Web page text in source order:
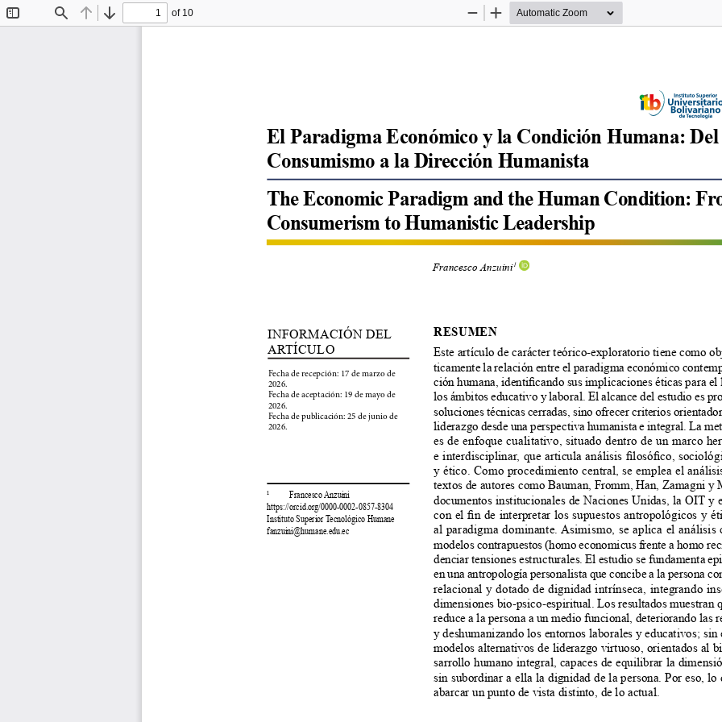
Find Previous
Next
of 10
Zoom
Zoom
INFORMACIÓN DEL
ARTÍCULO
El Paradigma Económico y la Condición Humana: Del
Consumismo a la Dirección Humanista
RESUMEN
Este artículo de carácter teórico-exploratorio tiene como
ticamente la relación entre el paradigma económico
ción humana, identificando sus implicaciones éticas para el
los ámbitos educativo y laboral. El alcance del estudio es
soluciones técnicas cerradas, sino ofrecer criterios
liderazgo desde una perspectiva humanista e integral. La
es de enfoque cualitativo, situado dentro de un marco
e interdisciplinar, que articula análisis filosófico,
y ético. Como procedimiento central, se emplea el
textos de autores como Bauman, Fromm, Han, Zamagni y
documentos institucionales de Naciones Unidas, la OIT y
con el fin de interpretar los supuestos antropológicos y
al paradigma dominante. Asimismo, se aplica el análisis
modelos contrapuestos (homo economicus frente a homo
denciar tensiones estructurales. El estudio se fundamenta
en una antropología personalista que concibe a la persona
relacional y dotado de dignidad intrínseca, integrando
dimensiones bio-psico-espiritual. Los resultados muestran
reduce a la persona a un medio funcional, deteriorando las
y deshumanizando los entornos laborales y educativos; sin
modelos alternativos de liderazgo virtuoso, orientados al
sarrollo humano integral, capaces de equilibrar la
sin subordinar a ella la dignidad de la persona. Por eso, lo
abarcar un punto de vista distinto, de lo actual.
Francesco Anzuini1
¹          Francesco Anzuini
https://orcid.org/0000-0002-0857-8304
Instituto Superior Tecnológico Humane
fanzuini@humane.edu.ec
Fecha de recepción: 17 de marzo de
2026.
Fecha de aceptación: 19 de mayo de
2026.
Fecha de publicación: 25 de junio de
2026.
The Economic Paradigm and the Human Condition:
Consumerism to Humanistic Leadership